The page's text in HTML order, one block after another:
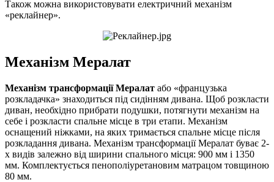
Також можна використовувати електричний механізм
«реклайнер».
Механізм Мералат
Механізм трансформації Мералат або «французька
розкладачка» знаходиться під сидінням дивана. Щоб розкласти
диван, необхідно прибрати подушки, потягнути механізм на
себе і розкласти спальне місце в три етапи. Механізм
оснащений ніжками, на яких тримається спальне місце після
розкладання дивана. Механізм трансформації Мералат буває 2-
х видів залежно від ширини спального місця: 900 мм і 1350
мм. Комплектується пенополіуретановим матрацом товщиною
80 мм.